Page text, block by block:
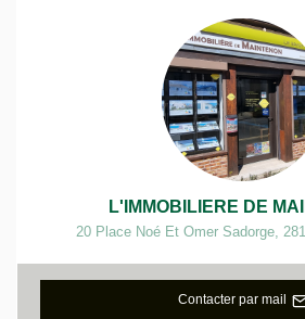
L'IMMOBILIERE DE
20 Place Noé Et Omer Sadorge,
Contacter par mail